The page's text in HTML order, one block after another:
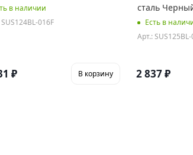
в наличии
016F
₽ В корзину
сталь
Есть в
Арт.:
2 837₽